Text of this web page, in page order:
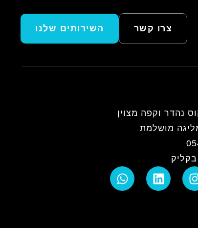
צרו קשר השירותים שלנו
נהדר וקפה מצוין
מושלמת